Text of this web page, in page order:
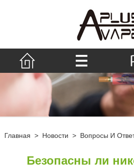
Главная > Новости > Вопросы И
Безопасны ли